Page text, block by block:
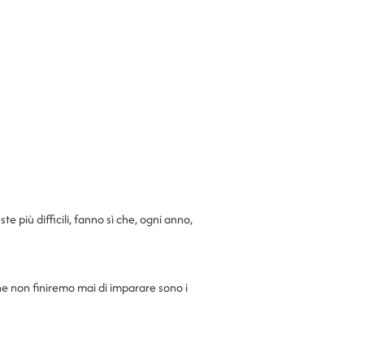
più difficili, fanno sì che, ogni anno,
non finiremo mai di imparare sono i